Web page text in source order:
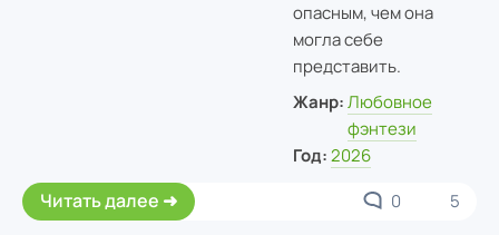
опасным, чем она
могла себе
представить.
Жанр: Любовное
фэнтези
Год: 2026
Читать далее 0 5